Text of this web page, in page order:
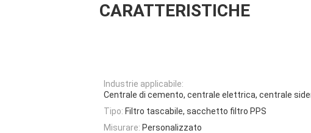
CARATTERISTICHE
Industrie applicabile:
Centrale di cemento, centrale elettrica, centrale
Tipo: Filtro tascabile, sacchetto filtro PPS
Misurare: Personalizzato